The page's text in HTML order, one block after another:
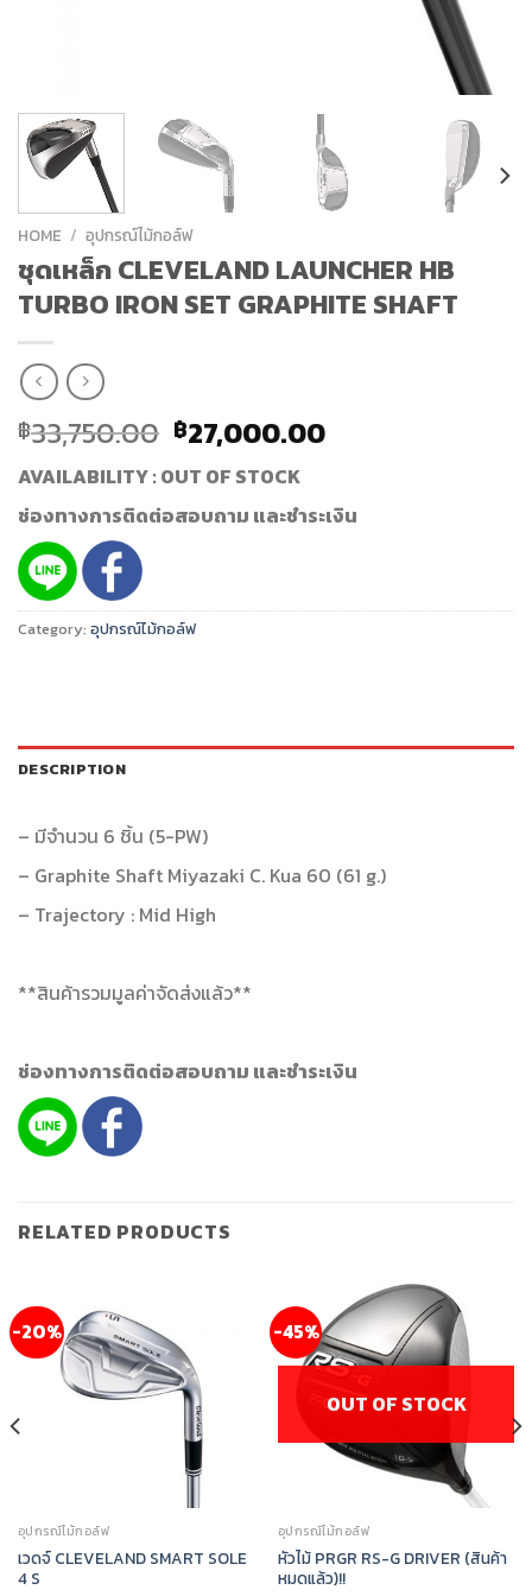
HOME / อุปกรณ์ไม้กอล์ฟ
ชุดเหล็ก CLEVELAND LAUNCHER HB
TURBO IRON SET GRAPHITE SHAFT
฿33,750.00 ฿27,000.00
AVAILABILITY : OUT OF STOCK
ช่องทางการติดต่อสอบถาม และชำระเงิน
Category: อุปกรณ์ไม้กอล์ฟ
DESCRIPTION
– มีจำนวน 6 ชิ้น (5-PW)
– Graphite Shaft Miyazaki C. Kua 60 (61 g.)
– Trajectory : Mid High
**สินค้ารวมมูลค่าจัดส่งแล้ว**
ช่องทางการติดต่อสอบถาม และชำระเงิน
RELATED PRODUCTS
-20%
อุปกรณ์ไม้กอล์ฟ
เวดจ์ CLEVELAND SMART SOLE
4 S
-45%
OUT OF STOCK
อุปกรณ์ไม้กอล์ฟ
หัวไม้ PRGR RS-G DRIVER (สินค้า
หมดแล้ว)!!